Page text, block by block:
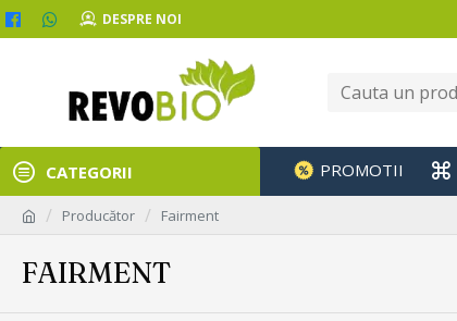
DESPRE NOI
CATEGORII PROMOTII
Producător Fairment
FAIRMENT